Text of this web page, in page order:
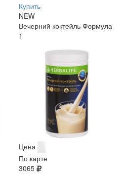
Купить
NEW
Вечерний коктейль Формула
1
Цена
По карте
3065